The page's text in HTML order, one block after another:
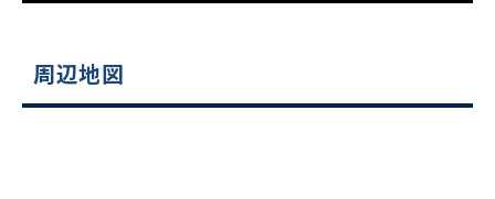
ビルコード：172272
周辺地図